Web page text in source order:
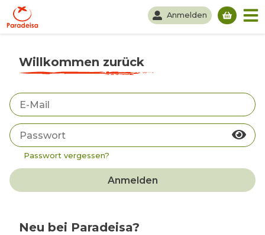
Anmelden
Willkommen zurück
Passwort vergessen?
Anmelden
Neu bei Paradeisa?